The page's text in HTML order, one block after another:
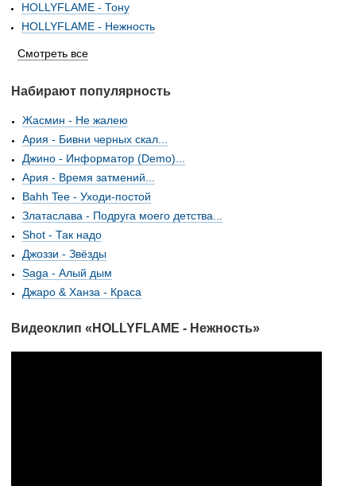
HOLLYFLAME - Тону
HOLLYFLAME - Нежность
Смотреть все
Набирают популярность
Жасмин - Не жалею
Ария - Бивни черных скал...
Джино - Информатор (Demo)...
Ария - Время затмений...
Bahh Tee - Уходи-постой
Златаслава - Подруга моего детства...
Shot - Так надо
Джоззи - Звёзды
Saga - Алый дым
Джаро & Ханза - Краса
Видеоклип «HOLLYFLAME - Нежность»